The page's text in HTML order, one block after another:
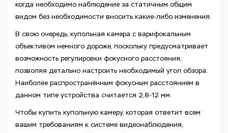
когда необходимо наблюдение за статичным общим
видом без необходимости вносить какие-либо изменения.
В свою очередь, купольная камера с варифокальным
объективом немного дороже, поскольку предусматривает
возможность регулировки фокусного расстояния,
позволяя детально настроить необходимый угол обзора.
Наиболее распространённым фокусным расстоянием в
данном типе устройства считается 2,8-12 мм.
Чтобы купить купольную камеру, которая ответит всем
вашим требованиям к системе видеонаблюдения,